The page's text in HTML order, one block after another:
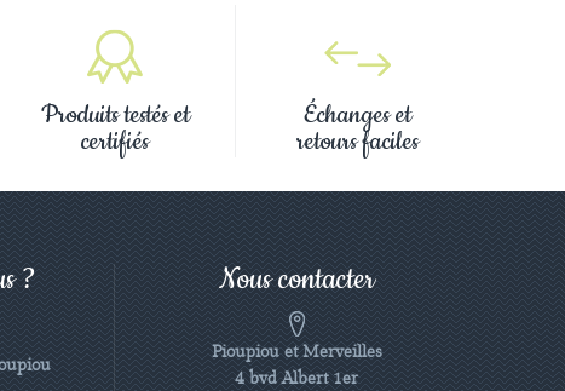
Produits testés et
certifiés
Échanges et
retours faciles
? Nous contacter
Pioupiou et Merveilles
4 bvd Albert 1er